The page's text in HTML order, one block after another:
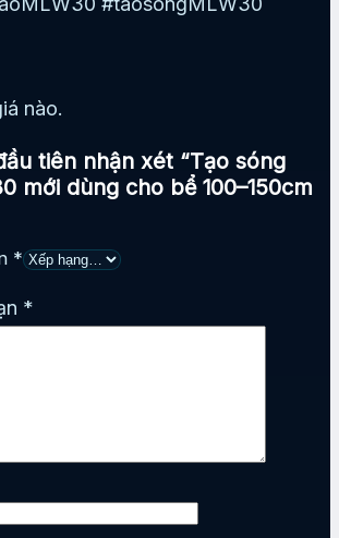
nào.
tiên nhận xét “Tạo sóng
mới dùng cho bể 100–150cm
*
*